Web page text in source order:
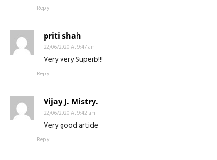
Reply
priti shah
22/06/2020 At 9:47 am
Very very Superb!!!
Reply
Vijay J. Mistry.
22/06/2020 At 9:42 am
Very good article
Reply